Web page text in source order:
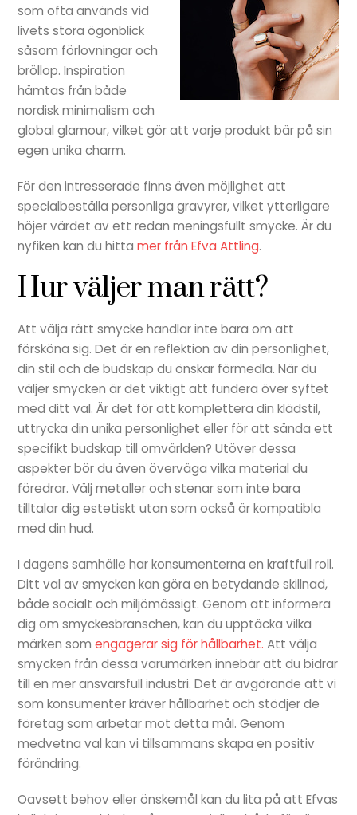
som ofta används vid
livets stora ögonblick
såsom förlovningar och
bröllop. Inspiration
hämtas från både
nordisk minimalism och
global glamour, vilket gör att varje produkt bär på sin
egen unika charm.
För den intresserade finns även möjlighet att
specialbeställa personliga gravyrer, vilket ytterligare
höjer värdet av ett redan meningsfullt smycke. Är du
nyfiken kan du hittamer från Efva Attling.
Hur väljer man rätt?
Att välja rätt smycke handlar inte bara om att
försköna sig. Det är en reflektion av din personlighet,
din stil och de budskap du önskar förmedla. När du
väljer smycken är det viktigt att fundera över syftet
med ditt val. Är det för att komplettera din klädstil,
uttrycka din unika personlighet eller för att sända ett
specifikt budskap till omvärlden? Utöver dessa
aspekter bör du även överväga vilka material du
föredrar. Välj metaller och stenar som inte bara
tilltalar dig estetiskt utan som också är kompatibla
med din hud.
I dagens samhälle har konsumenterna en kraftfull roll.
Ditt val av smycken kan göra en betydande skillnad,
både socialt och miljömässigt. Genom att informera
dig om smyckesbranschen, kan du upptäcka vilka
märken somengagerar sig för hållbarhet. Att välja
smycken från dessa varumärken innebär att du bidrar
till en mer ansvarsfull industri. Det är avgörande att vi
som konsumenter kräver hållbarhet och stödjer de
företag som arbetar mot detta mål. Genom
medvetna val kan vi tillsammans skapa en positiv
förändring.
Oavsett behov eller önskemål kan du lita på att Efvas